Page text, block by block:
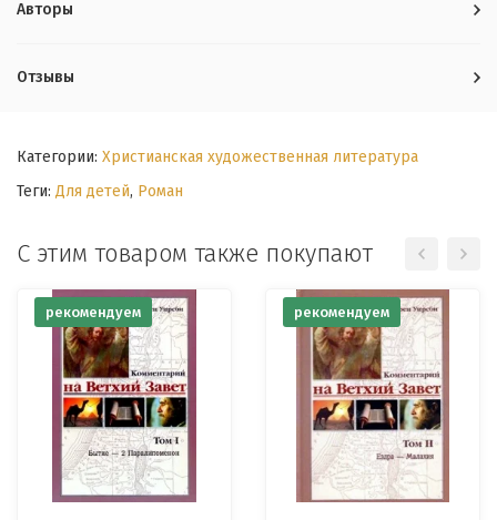
Авторы
Отзывы
Категории: Христианская художественная литература
Теги: Для детей, Роман
С этим товаром также покупают
рекомендуем рекомендуем